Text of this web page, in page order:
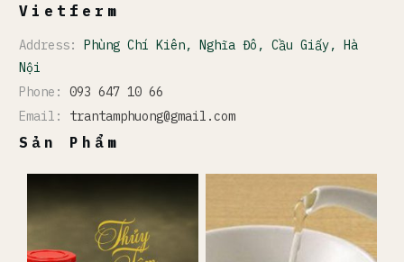
Vietferm
Address: Phùng Chí Kiên, Nghĩa Đô, Cầu Giấy, Hà
Nội
Phone: 093 647 10 66
Email: trantamphuong@gmail.com
Sản Phẩm